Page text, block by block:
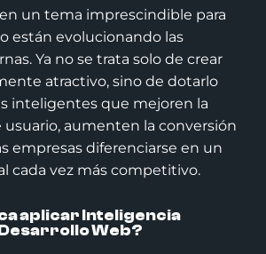
un tema imprescindible para
están evolucionando las
Ya no se trata solo de crear
atractivo, sino de dotarlo
inteligentes que mejoren la
usuario, aumenten la conversión
empresas diferenciarse en un
cada vez más competitivo.
aplicar Inteligencia
Web?